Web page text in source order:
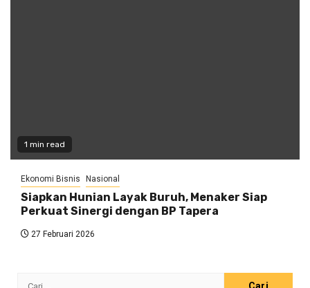
1 min read
Ekonomi Bisnis Nasional
Siapkan Hunian Layak Buruh, Menaker Siap
Perkuat Sinergi dengan BP Tapera
27 Februari 2026
Cari